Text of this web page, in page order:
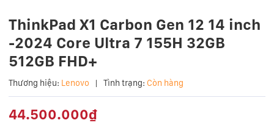
ThinkPad X1 Carbon Gen 12 14 inch
-2024 Core Ultra 7 155H 32GB
512GB FHD+
Thương hiệu: Lenovo | Tình trạng: Còn hàng
44.500.000₫